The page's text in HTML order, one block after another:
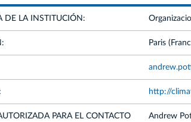
DE LA INSTITUCIÓN:
Paris
http://
PARA EL CONTACTO Andrew